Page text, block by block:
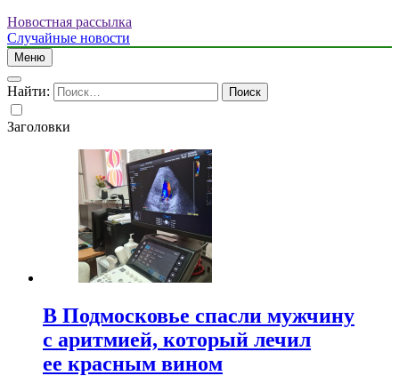
Новостная рассылка
Случайные новости
Меню
Найти:
Заголовки
В Подмосковье спасли мужчину
с аритмией, который лечил
ее красным вином